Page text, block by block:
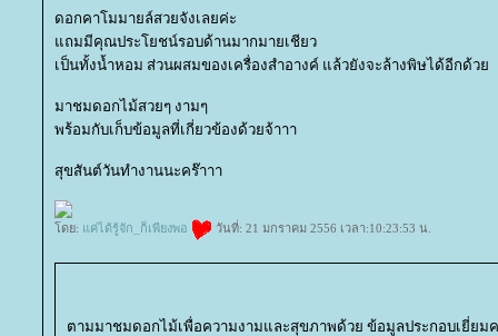
ดอกคาโมมายล์สวยจังเลยค่ะ
ถมมีคุณประโยชน์รอบด้านมากมายเชียว
เป็นทั้งน้ำหอม ส่วนผสมของเครื่องสำอางค์ แล้วยังจะล้างพิษได้อีกด้ว
มาชมดอกไม้สวยๆ งามๆ
พร้อมกับเก็บข้อมูลที่เกี่ยวข้องด้วยจ้าาา
สุขสันต์วันทำงานนะคร๊าาา
ดย: ค่ได้รู้จัก_ก็เพียงพอ วันที่: 21 มกราคม 2556 เวลา:10:23:53 น.
ตามมาชมดอกไม้เพื่อความงามและสุขภาพด้วย ข้อมูลประกอบเยี่ยม